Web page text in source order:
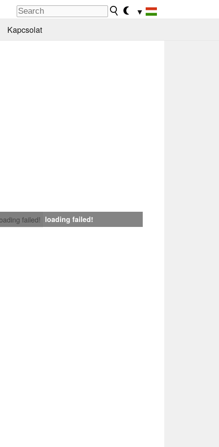
▼
Kapcsolat
failed! loading failed!